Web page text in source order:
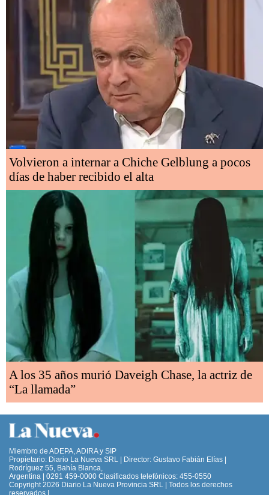
Volvieron a internar a Chiche Gelblung a pocos
días de haber recibido el alta
A los 35 años murió Daveigh Chase, la actriz de
“La llamada”
Miembro de ADEPA, ADIRA y SIP
Propietario: Diario La Nueva SRL | Director: Gustavo Fabián Elías |
Rodríguez 55, Bahía Blanca,
Argentina | 0291 459-0000 Clasificados telefónicos: 455-0550
Copyright 2026 Diario La Nueva Provincia SRL | Todos los derechos
reservados |